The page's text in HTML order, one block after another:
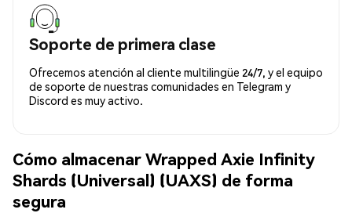
Soporte de primera clase
Ofrecemos atención al cliente multilingüe 24/7, y el equipo
de soporte de nuestras comunidades en Telegram y
Discord es muy activo.
Cómo almacenar Wrapped Axie Infinity
Shards (Universal) (UAXS) de forma
segura